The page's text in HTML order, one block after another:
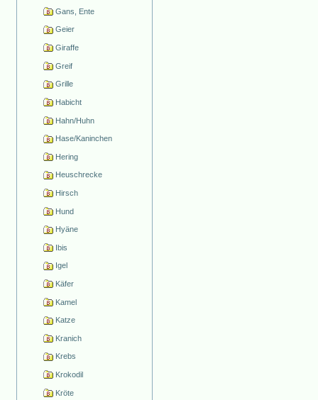
Gans, Ente
Geier
Giraffe
Greif
Grille
Habicht
Hahn/Huhn
Hase/Kaninchen
Hering
Heuschrecke
Hirsch
Hund
Hyäne
Ibis
Igel
Käfer
Kamel
Katze
Kranich
Krebs
Krokodil
Kröte